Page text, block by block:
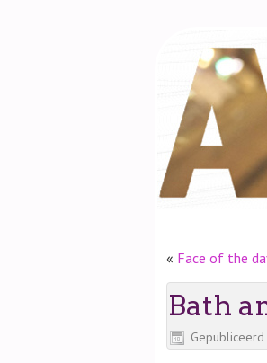
« Face of the
Bath
Gepubliceerd